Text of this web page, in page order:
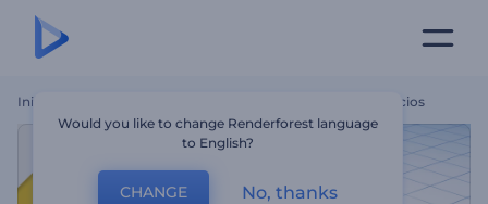
Inicio Video Promocional De Productos O Servicios
Would you like to change Renderforest language
to English?
CHANGE No, thanks